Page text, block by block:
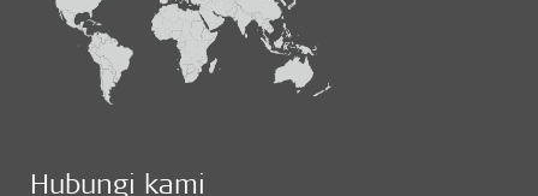
Hubungi kami